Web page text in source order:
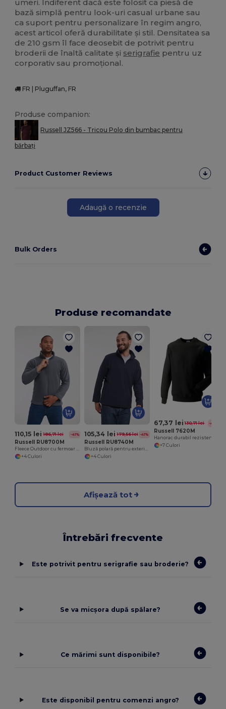
umeri. Indiferent dacă este folosit ca piesă de
bază simplă pentru look-uri casual urbane sau
ca suport pentru personalizare în regim angro,
acest articol oferă durabilitate și stil. Densitatea sa
de 210 gsm îl face deosebit de potrivit pentru
broderii de înaltă calitate și serigrafie pentru uz
corporativ sau promoțional.
FR | Pluguffan, FR
Produse companion:
Russell JZ566 - Tricou Polo din bumbac pentru
bărbați
Product Customer Reviews
Adaugă o recenzie
Bulk Orders
Produse recomandate
110,15 lei 186,71 lei -41%
Russell RU8700M
Fleece Outdoor cu fermoar complet
+4 Culori
105,34 lei 179,56 lei -41%
Russell RU8740M
Bluză polară pentru exterior cu fermoar pe sfert
+4 Culori
67,37 lei 130,71 lei -48%
Russell 7620M
+7 Culori
Afișează tot
Întrebări frecvente
Este potrivit pentru serigrafie sau broderie?
Se va micșora după spălare?
Ce mărimi sunt disponibile?
Este disponibil pentru comenzi angro?